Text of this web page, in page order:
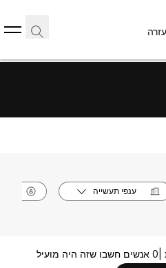
ענפי תעשייה
0 אנשים חשבו שזה היה מועיל